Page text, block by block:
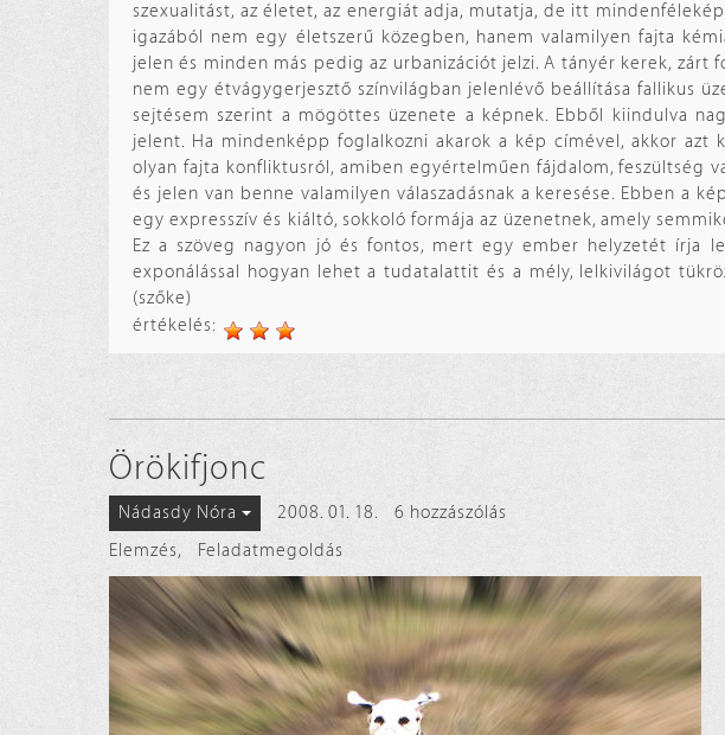
szexualitást, az életet, az energiát adja, mutatja, de itt
igazából nem egy életszerű közegben, hanem valamilyen fajta
jelen és minden más pedig az urbanizációt jelzi. A tányér kerek, zárt
nem egy étvágygerjesztő színvilágban jelenlévő beállítása fallikus
sejtésem szerint a mögöttes üzenete a képnek. Ebből kiindulva
jelent. Ha mindenképp foglalkozni akarok a kép címével, akkor
olyan fajta konfliktusról, amiben egyértelműen fájdalom, feszültség
és jelen van benne valamilyen válaszadásnak a keresése. Ebben a
egy expresszív és kiáltó, sokkoló formája az üzenetnek, amely
Ez a szöveg nagyon jó és fontos, mert egy ember helyzetét írja
exponálással hogyan lehet a tudatalattit és a mély, lelkivilágot
(szőke)
értékelés:
Örökifjonc
Nádasdy Nóra 2008. 01. 18.
6 hozzászólás
Elemzés, Feladatmegoldás